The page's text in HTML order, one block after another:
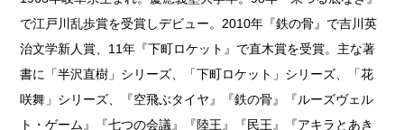
で江戸川乱歩賞を受賞しデビュー。2010年『鉄の骨』で吉川英
治文学新人賞、11年『下町ロケット』で直木賞を受賞。主な著
書に「半沢直樹」シリーズ、「下町ロケット」シリーズ、「花
咲舞」シリーズ、『空飛ぶタイヤ』『鉄の骨』『ルーズヴェル
ト・ゲーム』『七つの会議』『陸王』『民王』『アキラとあき